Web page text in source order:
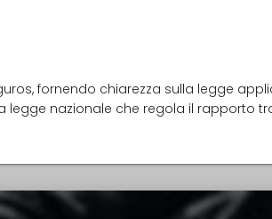
fornendo chiarezza sulla legge
legge nazionale che regola il rapporto